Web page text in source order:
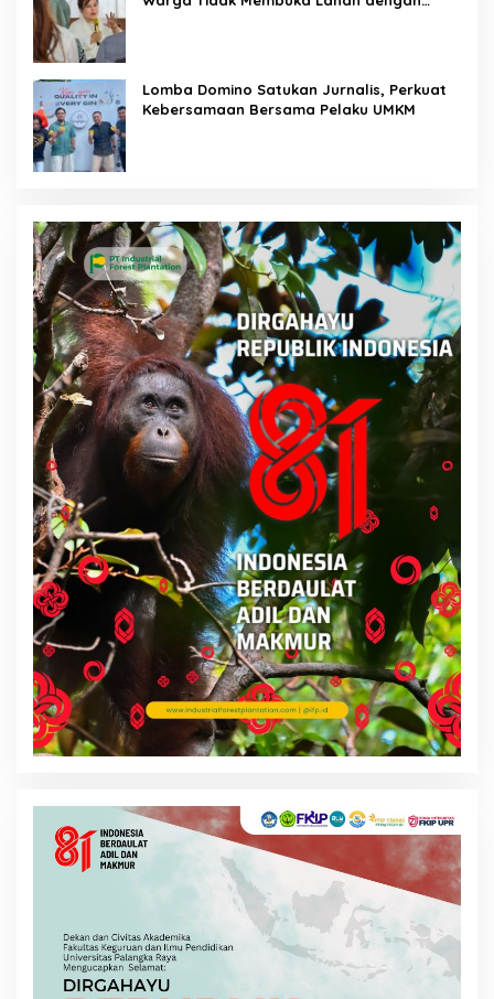
Lomba Domino Satukan Jurnalis, Perkuat
Kebersamaan Bersama Pelaku UMKM